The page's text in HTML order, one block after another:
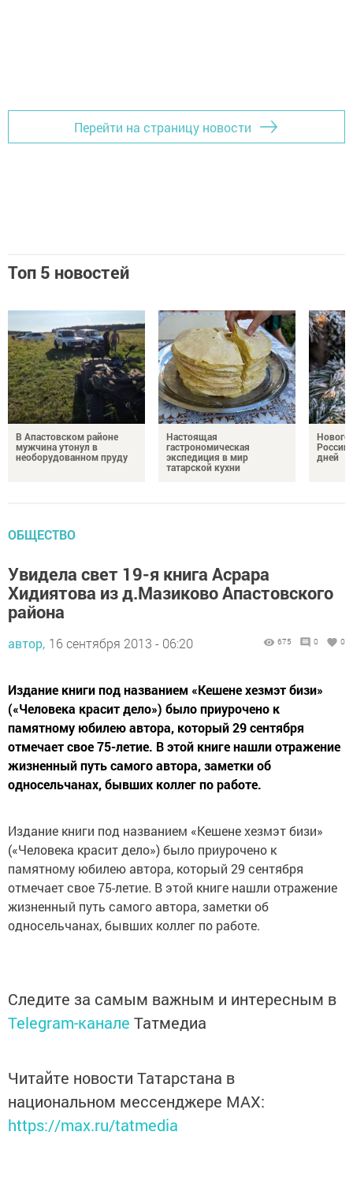
Перейти на страницу новости
Топ 5 новостей
В Апастовском районе
мужчина утонул в
необорудованном пруду
Настоящая
гастрономическая
экспедиция в мир
татарской кухни
России
дней
ОБЩЕСТВО
Увидела свет 19-я книга Асрара
Хидиятова из д.Мазиково Апастовского
района
автор, 16 сентября 2013 - 06:20 675 0 0
Издание книги под названием «Кешене хезмэт бизи»
(«Человека красит дело») было приурочено к
памятному юбилею автора, который 29 сентября
отмечает свое 75-летие. В этой книге нашли отражение
жизненный путь самого автора, заметки об
односельчанах, бывших коллег по работе.
Издание книги под названием «Кешене хезмэт бизи»
(«Человека красит дело») было приурочено к
памятному юбилею автора, который 29 сентября
отмечает свое 75-летие. В этой книге нашли отражение
жизненный путь самого автора, заметки об
односельчанах, бывших коллег по работе.
Следите за самым важным и интересным в
Telegram-канале Татмедиа
Читайте новости Татарстана в
национальном мессенджере MАХ:
https://max.ru/tatmedia